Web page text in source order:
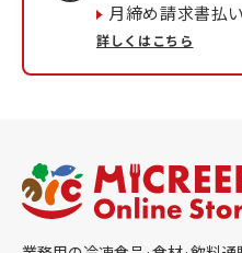
月締め請求書払い
詳しくはこちら